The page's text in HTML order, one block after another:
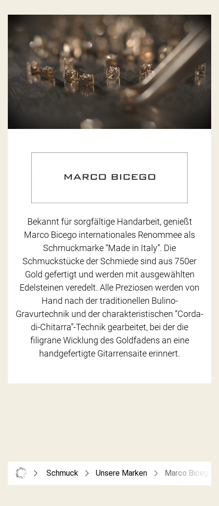
Bekannt für sorgfältige Handarbeit, genießt
Marco Bicego internationales Renommee als
Schmuckmarke “Made in Italy”. Die
Schmuckstücke der Schmiede sind aus 750er
Gold gefertigt und werden mit ausgewählten
Edelsteinen veredelt. Alle Preziosen werden von
Hand nach der traditionellen Bulino-
Gravurtechnik und der charakteristischen “Corda-
di-Chitarra”-Technik gearbeitet, bei der die
filigrane Wicklung des Goldfadens an eine
handgefertigte Gitarrensaite erinnert.
Schmuck Unsere Marken Marco Bicego